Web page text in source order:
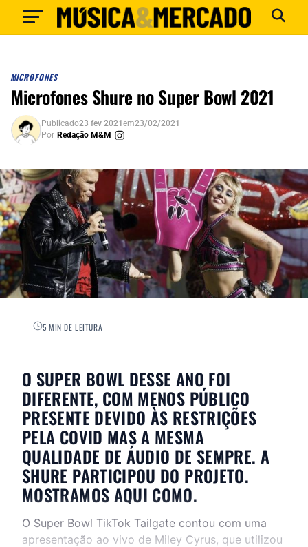
MICROFONES
Microfones Shure no Super Bowl 2021
Publicado23 fev 2021em23/02/2021
Por Redação M&M
5 MIN DE LEITURA
O SUPER BOWL DESSE ANO FOI
DIFERENTE, COM MENOS PÚBLICO
PRESENTE DEVIDO ÀS RESTRIÇÕES
PELA COVID MAS A MESMA
QUALIDADE DE ÁUDIO DE SEMPRE. A
SHURE PARTICIPOU DO PROJETO.
MOSTRAMOS AQUI COMO.
O Super Bowl TikTok Tailgate contou com uma
apresentação ao vivo de Miley Cyrus, que utilizou